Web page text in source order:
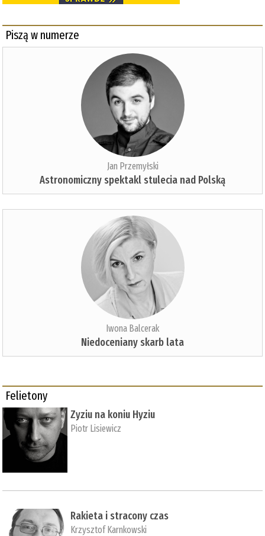
Piszą w numerze
Jan Przemyłski
Astronomiczny spektakl stulecia nad Polską
Iwona Balcerak
Niedoceniany skarb lata
Felietony
Zyziu na koniu Hyziu
Piotr Lisiewicz
Rakieta i stracony czas
Krzysztof Karnkowski